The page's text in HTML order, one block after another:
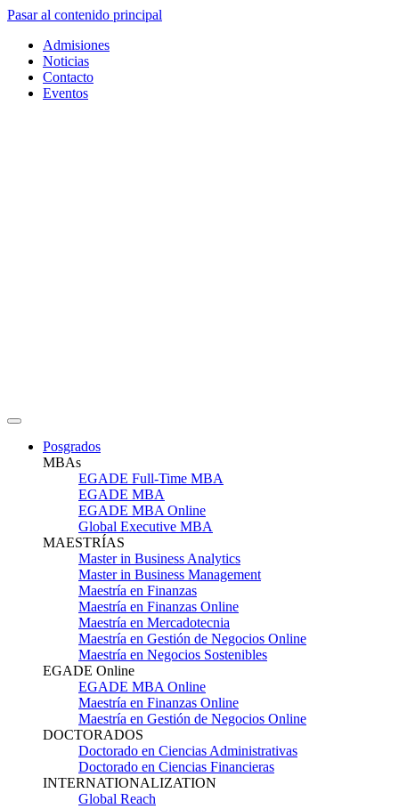
Pasar al contenido principal
Admisiones
Noticias
Contacto
Eventos
Posgrados
MBAs
EGADE Full-Time MBA
EGADE MBA
EGADE MBA Online
Global Executive MBA
MAESTRÍAS
Master in Business Analytics
Master in Business Management
Maestría en Finanzas
Maestría en Finanzas Online
Maestría en Mercadotecnia
Maestría en Gestión de Negocios Online
Maestría en Negocios Sostenibles
EGADE Online
EGADE MBA Online
Maestría en Finanzas Online
Maestría en Gestión de Negocios Online
DOCTORADOS
Doctorado en Ciencias Administrativas
Doctorado en Ciencias Financieras
INTERNATIONALIZATION
Global Reach